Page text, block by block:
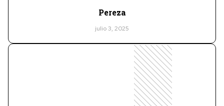
Pereza
julio 3, 2025